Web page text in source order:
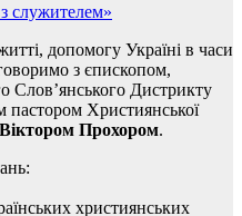
служителем»
допомогу Україні в часи
з єпископом,
Слов’янського Дистрикту
Християнської
Віктором Прохором.
християнських